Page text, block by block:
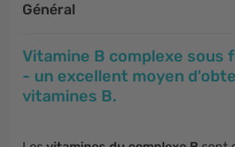
Général
Vitamine B complexe sous
- un excellent moyen
vitamines B.